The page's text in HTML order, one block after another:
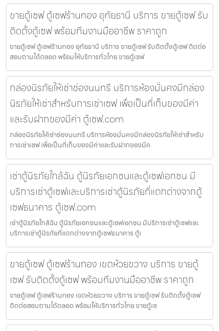
ขายตู้เซฟ ตู้เซฟร้านทอง อุทัยธานี บริการ ขายตู้เซฟ รับ
ติดตั้งตู้เซฟ พร้อมทีมงานมืออาชีพ ราคาถูก
ขายตู้เซฟ ตู้เซฟร้านทอง อุทัยธานี บริการ ขายตู้เซฟ รับติดตั้งตู้เซฟ ติดต่อ
สอบถามได้ตลอด พร้อมให้บริการทั่วไทย ขายตู้เซฟ
กล่องนิรภัยให้เช่าช่องนนทรี บริการห้องมั่นคงมีกล่อง
นิรภัยให้เช่าสำหรับการเช่าเซฟ เพื่อเป็นที่เก็บของมีค่า
และรับฝากของมีค่า ตู้เซฟ.com
กล่องนิรภัยให้เช่าช่องนนทรี บริการห้องมั่นคงมีกล่องนิรภัยให้เช่าสำหรับ
การเช่าเซฟ เพื่อเป็นที่เก็บของมีค่าและรับฝากของมีค
เช่าตู้นิรภัยใกล้ฉัน ตู้นิรภัยเอกชนและตู้เซฟเอกชน มี
บริการเช่าตู้เซฟและบริการเช่าตู้นิรภัยที่แตกต่างจากตู้
เซฟธนาคาร ตู้เซฟ.com
เช่าตู้นิรภัยใกล้ฉัน ตู้นิรภัยเอกชนและตู้เซฟเอกชน มีบริการเช่าตู้เซฟและ
บริการเช่าตู้นิรภัยที่แตกต่างจากตู้เซฟธนาคาร ตู้เ
ขายตู้เซฟ ตู้เซฟร้านทอง เขตห้วยขวาง บริการ ขายตู้
เซฟ รับติดตั้งตู้เซฟ พร้อมทีมงานมืออาชีพ ราคาถูก
ขายตู้เซฟ ตู้เซฟร้านทอง เขตห้วยขวาง บริการ ขายตู้เซฟ รับติดตั้งตู้เซฟ
ติดต่อสอบถามได้ตลอด พร้อมให้บริการทั่วไทย ขายตู้เซ